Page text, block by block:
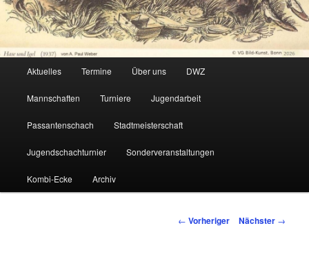
Zum
primären
Inhalt
springen
Aktuelles Termine Über uns DWZ
Mannschaften Turniere Jugendarbeit
Passantenschach Stadtmeisterschaft
Jugendschachturnier Sonderveranstaltungen
Kombi-Ecke Archiv
Beitragsnavigation
← Vorheriger Nächster →